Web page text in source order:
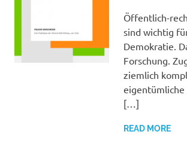
Öffentlich-
sind wichtig
Demokratie.
Forschung.
ziemlich
eigentümliche
[…]
READ MORE